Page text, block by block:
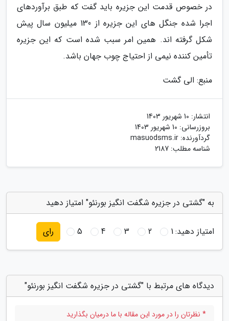
در خصوص قدمت این جزیره باید گفت که طبق برآوردهای
اجرا شده جنگل های این جزیره از 130 میلیون سال پیش
شکل گرفته اند. همین امر سبب شده است که این جزیره
تأمین کننده نیمی از احتیاج چوب جهان باشد.
منبع: الی گشت
انتشار: 10 شهریور 1403
بروزرسانی: 10 شهریور 1403
گردآورنده: masuodsms.ir
شناسه مطلب: 2187
به "گشتی در جزیره شگفت انگیز بورنئو" امتیاز دهید
امتیاز دهید:1
2
3
4
5 رای
دیدگاه های مرتبط با "گشتی در جزیره شگفت انگیز بورنئو"
* نظرتان را در مورد این مقاله با ما درمیان بگذارید